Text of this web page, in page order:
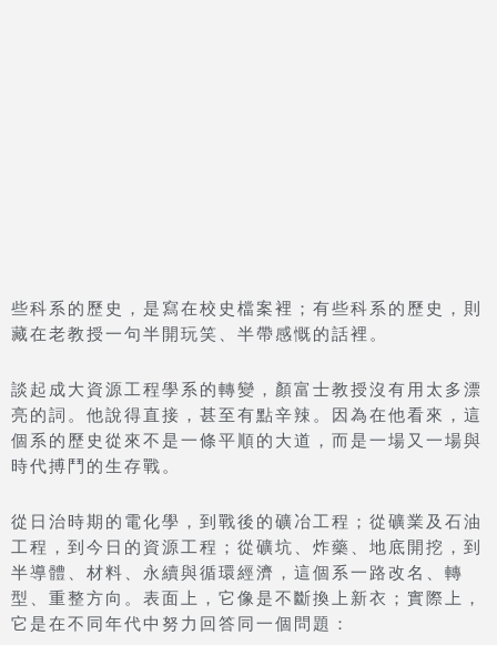
些科系的歷史，是寫在校史檔案裡；有些科系的歷史，則
藏在老教授一句半開玩笑、半帶感慨的話裡。
談起成大資源工程學系的轉變，顏富士教授沒有用太多漂
亮的詞。他說得直接，甚至有點辛辣。因為在他看來，這
個系的歷史從來不是一條平順的大道，而是一場又一場與
時代搏鬥的生存戰。
從日治時期的電化學，到戰後的礦冶工程；從礦業及石油
工程，到今日的資源工程；從礦坑、炸藥、地底開挖，到
半導體、材料、永續與循環經濟，這個系一路改名、轉
型、重整方向。表面上，它像是不斷換上新衣；實際上，
它是在不同年代中努力回答同一個問題：